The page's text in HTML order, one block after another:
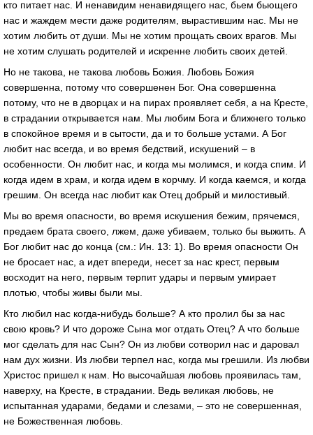
кто питает нас. И ненавидим ненавидящего нас, бьем бьющего
нас и жаждем мести даже родителям, вырастившим нас. Мы не
хотим любить от души. Мы не хотим прощать своих врагов. Мы
не хотим слушать родителей и искренне любить своих детей.
Но не такова, не такова любовь Божия. Любовь Божия
совершенна, потому что совершенен Бог. Она совершенна
потому, что не в дворцах и на пирах проявляет себя, а на Кресте,
в страдании открывается нам. Мы любим Бога и ближнего только
в спокойное время и в сытости, да и то больше устами. А Бог
любит нас всегда, и во время бедствий, искушений – в
особенности. Он любит нас, и когда мы молимся, и когда спим. И
когда идем в храм, и когда идем в корчму. И когда каемся, и когда
грешим. Он всегда нас любит как Отец добрый и милостивый.
Мы во время опасности, во время искушения бежим, прячемся,
предаем брата своего, лжем, даже убиваем, только бы выжить. А
Бог любит нас до конца (см.: Ин. 13: 1). Во время опасности Он
не бросает нас, а идет впереди, несет за нас крест, первым
восходит на него, первым терпит удары и первым умирает
плотью, чтобы живы были мы.
Кто любил нас когда-нибудь больше? А кто пролил бы за нас
свою кровь? И что дороже Сына мог отдать Отец? А что больше
мог сделать для нас Сын? Он из любви сотворил нас и даровал
нам дух жизни. Из любви терпел нас, когда мы грешили. Из любви
Христос пришел к нам. Но высочайшая любовь проявилась там,
наверху, на Кресте, в страдании. Ведь великая любовь, не
испытанная ударами, бедами и слезами, – это не совершенная,
не Божественная любовь.